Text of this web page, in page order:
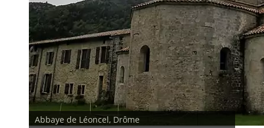
Abbaye de Léoncel, Drôme